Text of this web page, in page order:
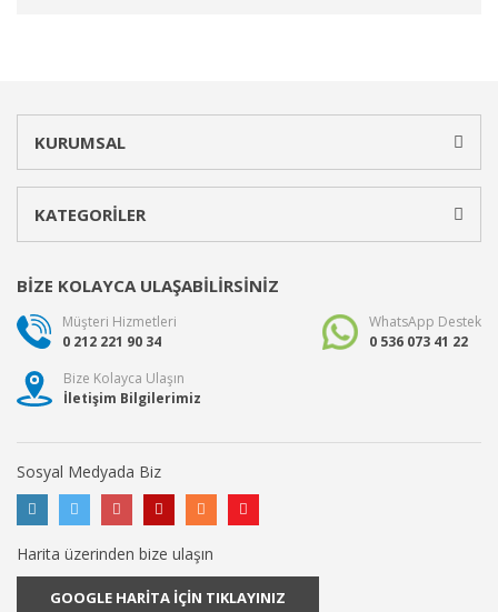
KURUMSAL
KATEGORİLER
BİZE KOLAYCA ULAŞABİLİRSİNİZ
Müşteri Hizmetleri
0 212 221 90 34
WhatsApp Destek
0 536 073 41 22
Bize Kolayca Ulaşın
İletişim Bilgilerimiz
Sosyal Medyada Biz
Harita üzerinden bize ulaşın
GOOGLE HARİTA İÇİN TIKLAYINIZ